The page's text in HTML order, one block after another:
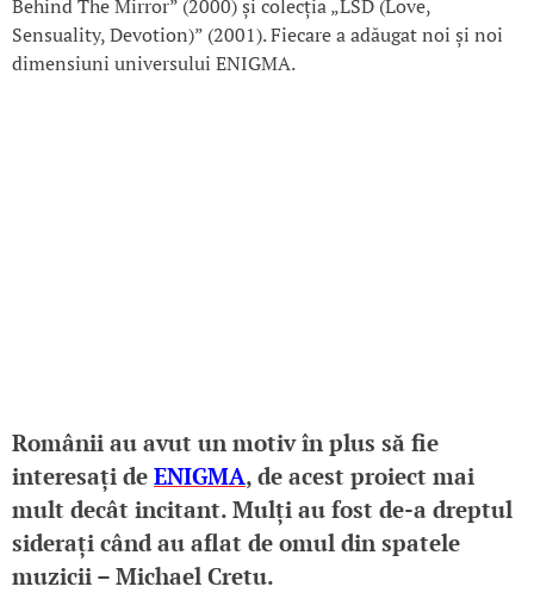
Behind The Mirror” (2000) și colecția „LSD (Love,
Sensuality, Devotion)” (2001). Fiecare a adăugat noi și noi
dimensiuni universului ENIGMA.
Românii au avut un motiv în plus să fie
interesați de ENIGMA, de acest proiect mai
mult decât incitant. Mulți au fost de-a dreptul
siderați când au aflat de omul din spatele
muzicii – Michael Cretu.